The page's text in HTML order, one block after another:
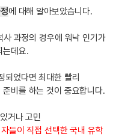
에 대해 알아보았습니다.
과정의 경우에 워낙 인기가
는데요.
되었다면 최대한 빨리
비를 하는 것이 중요합니다.
거나 고민
들이 직접 선택한 국내 유학